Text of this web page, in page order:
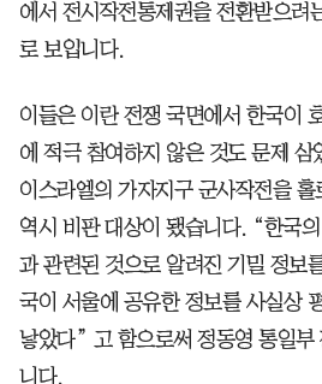
에서 전시작전통제권을 전환받으려
로 보입니다.
이들은 이란 전쟁 국면에서 한국이
에 적극 참여하지 않은 것도 문제 삼
이스라엘의 가자지구 군사작전을
역시 비판 대상이 됐습니다. “한국
과 관련된 것으로 알려진 기밀 정보
국이 서울에 공유한 정보를 사실상
낳았다” 고 함으로써 정동영 통일
니다.